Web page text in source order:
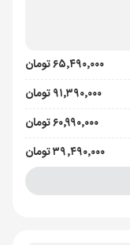
۶۵٬۴۹۰٬۰۰۰ تومان
۹۱٬۳۹۰٬۰۰۰ تومان
۶۰٬۹۹۰٬۰۰۰ تومان
۳۹٬۴۹۰٬۰۰۰ تومان